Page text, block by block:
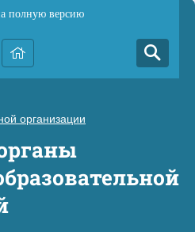
полную версию
организации